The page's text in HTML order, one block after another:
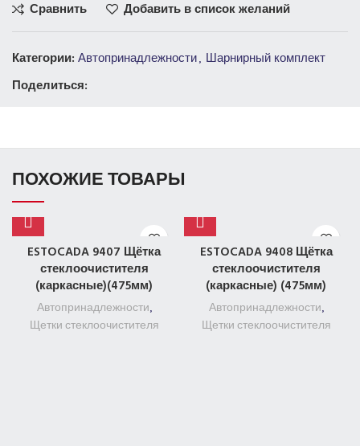
Сравнить Добавить в список желаний
Категории: Автопринадлежности
Шарнирный комплект
Поделиться:
ПОХОЖИЕ ТОВАРЫ
ESTOCADA 9407 Щётка
стеклоочистителя
(каркасные)(475мм)
Автопринадлежности,
Щетки стеклоочистителя
ESTOCADA 9408 Щётка
стеклоочистителя
(каркасные) (475мм)
Автопринадлежности,
Щетки стеклоочистителя